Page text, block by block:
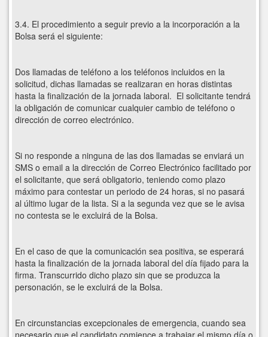
3.4. El procedimiento a seguir previo a la incorporación a la
Bolsa será el siguiente:
Dos llamadas de teléfono a los teléfonos incluidos en la
solicitud, dichas llamadas se realizaran en horas distintas
hasta la finalización de la jornada laboral. El solicitante tendrá
la obligación de comunicar cualquier cambio de teléfono o
dirección de correo electrónico.
Si no responde a ninguna de las dos llamadas se enviará un
SMS o email a la dirección de Correo Electrónico facilitado por
el solicitante, que será obligatorio, teniendo como plazo
máximo para contestar un periodo de 24 horas, si no pasará
al último lugar de la lista. Si a la segunda vez que se le avisa
no contesta se le excluirá de la Bolsa.
En el caso de que la comunicación sea positiva, se esperará
hasta la finalización de la jornada laboral del día fijado para la
firma. Transcurrido dicho plazo sin que se produzca la
personación, se le excluirá de la Bolsa.
En circunstancias excepcionales de emergencia, cuando sea